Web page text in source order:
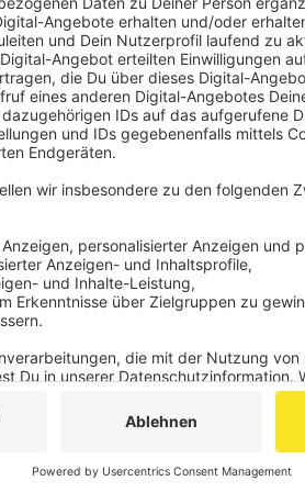
zu finden. Seit dem trägt er den
Grenzen der StädteRegion hinweg
Veröffentlicht:Donnerstag, 23.12.2021
Anzeige